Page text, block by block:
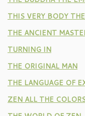
THIS VERY BODY
THE ANCIENT
TURNING IN
THE ORIGINAL MAN
THE LANGUAGE OF
ZEN ALL THE